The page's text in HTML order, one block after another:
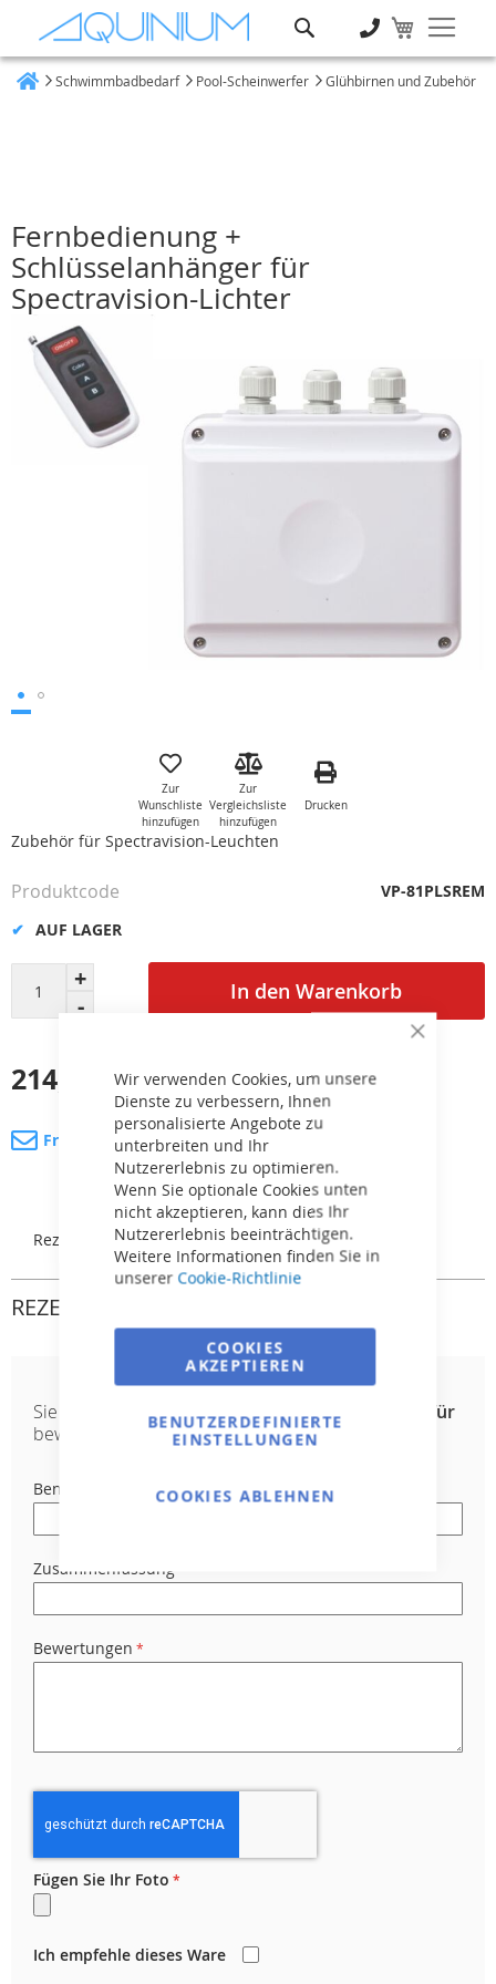
Close
Wir verwenden Cookies, um unsere
Dienste zu verbessern, Ihnen
personalisierte Angebote zu
unterbreiten und Ihr
Nutzererlebnis zu optimieren.
Wenn Sie optionale Cookies unten
nicht akzeptieren, kann dies Ihr
Nutzererlebnis beeinträchtigen.
Weitere Informationen finden Sie in
unserer Cookie-Richtlinie
COOKIES
AKZEPTIEREN
BENUTZERDEFINIERTE
EINSTELLUNGEN
COOKIES ABLEHNEN
Schwimmbadbedarf Pool-Scheinwerfer Glühbirnen und Zubehör
Fernbedienung +
Schlüsselanhänger für
Spectravision-Lichter
Ende
der
Bildgalerie
springen
Zur
Wunschliste
hinzufügen
Zur
Vergleichsliste
hinzufügen
Drucken
Zubehör für Spectravision-Leuchten
In den Warenkorb
214,80 € inkl. MwSt.
AUF LAGER
Produktcode VP-81PLSREM
Fragen Sie nach dem Produkt
Rezensionen
REZENSIONEN
Sie
bewerten:
Fernbedienung + Schlüsselanhänger für
Spectravision-Lichter
Benutzername
Zusammenfassung
Bewertungen
Fügen Sie Ihr Foto
Ich empfehle dieses Ware